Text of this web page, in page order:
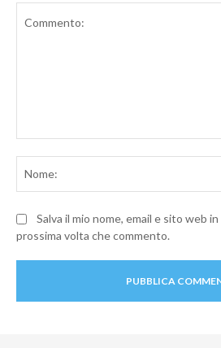
Salva il mio nome, email e sito web
prossima volta che commento.